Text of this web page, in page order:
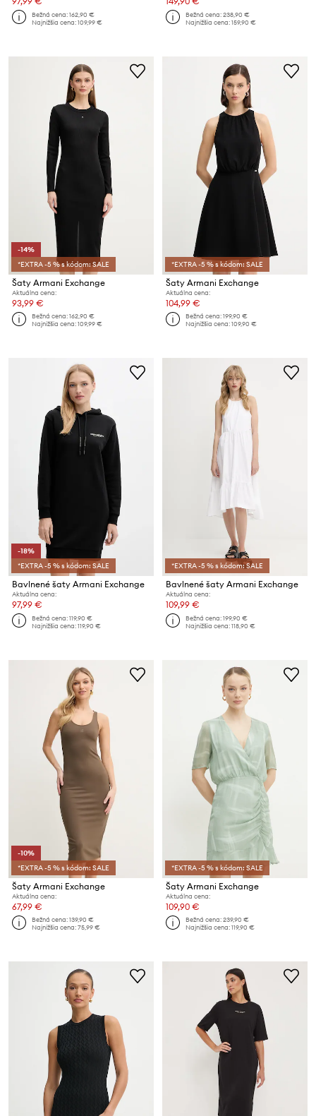
Bežná cena:162,90 €
Najnižšia cena:109,99 €
Bežná cena:238,90 €
Najnižšia cena:159,90 €
-14%
*EXTRA -5 % s kódom: SALE
Šaty Armani Exchange
Aktuálna cena:
93,99 €
Bežná cena:162,90 €
Najnižšia cena:109,99 €
*EXTRA -5 % s kódom: SALE
Šaty Armani Exchange
Aktuálna cena:
104,99 €
Bežná cena:199,90 €
Najnižšia cena:109,90 €
-18%
*EXTRA -5 % s kódom: SALE
Bavlnené šaty Armani Exchange
Aktuálna cena:
97,99 €
Bežná cena:119,90 €
Najnižšia cena:119,90 €
*EXTRA -5 % s kódom: SALE
Bavlnené šaty Armani Exchange
Aktuálna cena:
109,99 €
Bežná cena:199,90 €
Najnižšia cena:118,90 €
-10%
*EXTRA -5 % s kódom: SALE
Šaty Armani Exchange
Aktuálna cena:
67,99 €
Bežná cena:139,90 €
Najnižšia cena:75,99 €
*EXTRA -5 % s kódom: SALE
Šaty Armani Exchange
Aktuálna cena:
109,90 €
Bežná cena:239,90 €
Najnižšia cena:119,90 €